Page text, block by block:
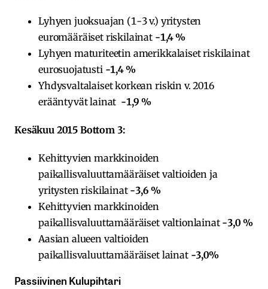
Lyhyen juoksuajan (1-3 v.) yritysten
euromääräiset riskilainat -1,4 %
Lyhyen maturiteetin amerikkalaiset riskilainat
eurosuojatusti -1,4 %
Yhdysvaltalaiset korkean riskin v. 2016
erääntyvät lainat -1,9 %
Kesäkuu 2015 Bottom 3:
Kehittyvien markkinoiden
paikallisvaluuttamääräiset valtioiden ja
yritysten riskilainat -3,6 %
Kehittyvien markkinoiden
paikallisvaluuttamääräiset valtionlainat -3,0 %
Aasian alueen valtioiden
paikallisvaluuttamääräiset lainat-3,0%
Passiivinen Kulupihtari